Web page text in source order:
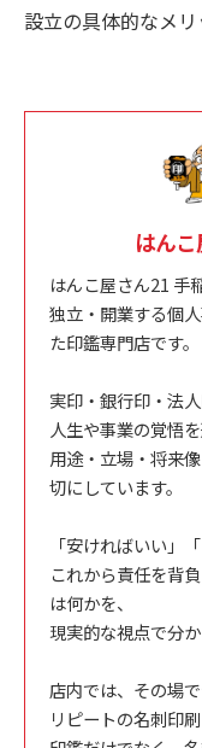
設立の具体的なメリ
はん
はんこ屋さん21 手
独立・開業する個
た印鑑専門店です。
実印・銀行印・法
人生や事業の覚悟
用途・立場・将来
切にしています。
「安ければいい」
これから責任を背
は何かを、
現実的な視点で分
店内では、その場
リピートの名刺印